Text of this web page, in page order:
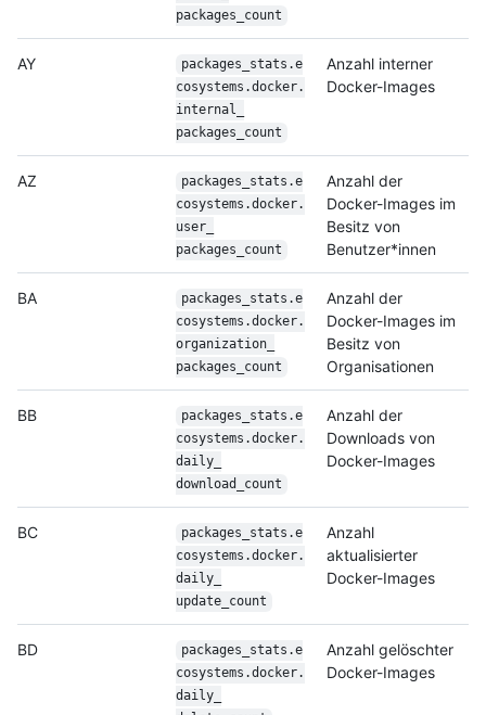
packages_count
AY
packages_stats.e
cosystems.docker.
internal_
packages_count
Anzahl interner
Docker-Images
AZ
packages_stats.e
cosystems.docker.
user_
packages_count
Anzahl der
Docker-Images im
Besitz von
Benutzer*innen
BA
packages_stats.e
cosystems.docker.
organization_
packages_count
Anzahl der
Docker-Images im
Besitz von
Organisationen
BB
packages_stats.e
cosystems.docker.
daily_
download_count
Anzahl der
Downloads von
Docker-Images
BC
packages_stats.e
cosystems.docker.
daily_
update_count
Anzahl
aktualisierter
Docker-Images
BD
packages_stats.e
cosystems.docker.
daily_
Anzahl gelöschter
Docker-Images